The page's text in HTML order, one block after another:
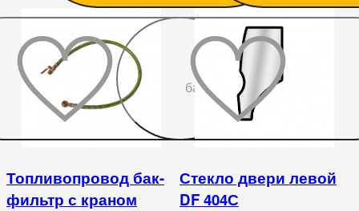
бажаного
Топливопровод бак-
фильтр с краном
Стекло двери левой
DF 404С